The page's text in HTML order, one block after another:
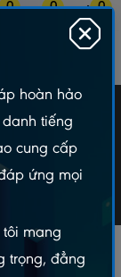
0 0 0
hoàn hảo
tiếng
cung cấp
ứng mọi
mang
trọng, đẳng